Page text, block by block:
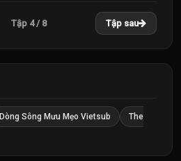
Tập 4 / 8 Tập sau
Dòng Sông Mưu Mẹo Vietsub
The